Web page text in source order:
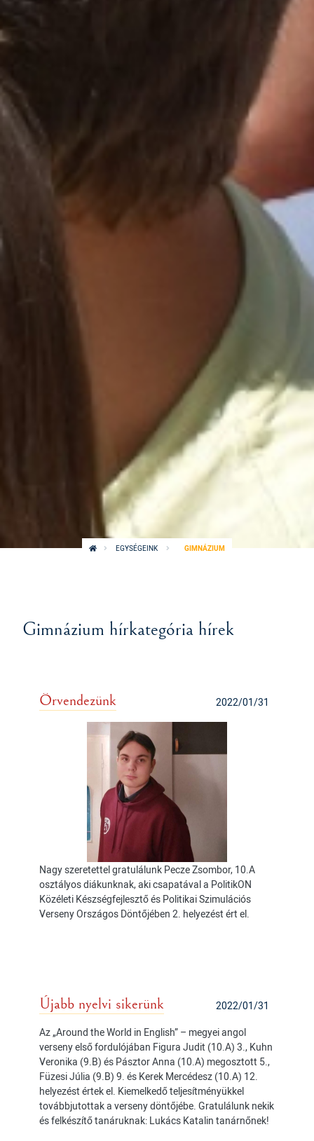
EGYSÉGEINK GIMNÁZIUM
Gimnázium hírkategória hírek
2022/01/31
Örvendezünk
Nagy szeretettel gratulálunk Pecze Zsombor, 10.A
osztályos diákunknak, aki csapatával a PolitikON
Közéleti Készségfejlesztő és Politikai Szimulációs
Verseny Országos Döntőjében 2. helyezést ért el.
2022/01/31
Újabb nyelvi sikerünk
Az „Around the World in English” – megyei angol
verseny első fordulójában Figura Judit (10.A) 3., Kuhn
Veronika (9.B) és Pásztor Anna (10.A) megosztott 5.,
Füzesi Júlia (9.B) 9. és Kerek Mercédesz (10.A) 12.
helyezést értek el. Kiemelkedő teljesítményükkel
továbbjutottak a verseny döntőjébe. Gratulálunk nekik
és felkészítő tanáruknak: Lukács Katalin tanárnőnek!